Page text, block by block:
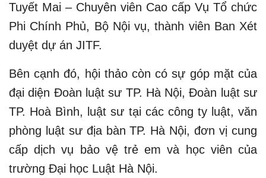
Tuyết Mai – Chuyên viên Cao cấp Vụ Tổ chức
Phi Chính Phủ, Bộ Nội vụ, thành viên Ban Xét
duyệt dự án JITF.
Bên cạnh đó, hội thảo còn có sự góp mặt của
đại diện Đoàn luật sư TP. Hà Nội, Đoàn luật sư
TP. Hoà Bình, luật sư tại các công ty luật, văn
phòng luật sư địa bàn TP. Hà Nội, đơn vị cung
cấp dịch vụ bảo vệ trẻ em và học viên của
trường Đại học Luật Hà Nội.